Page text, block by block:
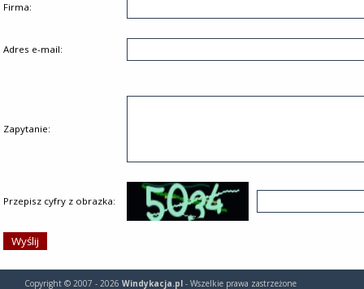
Firma:
Adres e-mail:
Zapytanie:
Przepisz cyfry z obrazka:
Copyright © 2007 - 2026 Windykacja.pl - Wszelkie prawa zastrzeżone